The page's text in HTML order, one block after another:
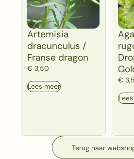
Artemisia
dracunculus /
Franse dragon
€ 3,50
Lees meer
€
Terug naar